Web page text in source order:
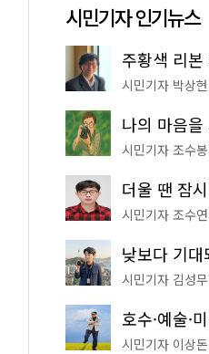
시민기자 인기뉴스
시민기자 박상현
시민기자 조수봉
시민기자 조수연
시민기자 김성무
시민기자 이상돈